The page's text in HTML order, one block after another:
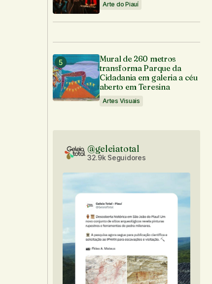
Arte do Piauí
Mural de 260 metros
transforma Parque da
Cidadania em galeria a céu
aberto em Teresina
Artes Visuais
@geleiatotal
32.9k Seguidores